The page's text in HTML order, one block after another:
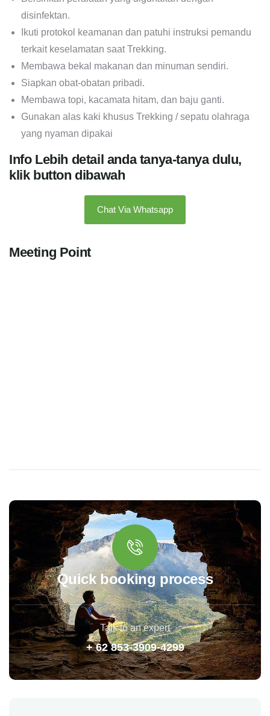
disinfektan.
Ikuti protokol keamanan dan patuhi instruksi pemandu
terkait keselamatan saat Trekking.
Membawa bekal makanan dan minuman sendiri.
Siapkan obat-obatan pribadi.
Membawa topi, kacamata hitam, dan baju ganti.
Gunakan alas kaki khusus Trekking / sepatu olahraga
yang nyaman dipakai
Info Lebih detail anda tanya-tanya dulu,
klik button dibawah
Chat Via Whatsapp
Meeting Point
Quick booking process
Talk to an expert
+ 62 853-3909-4299